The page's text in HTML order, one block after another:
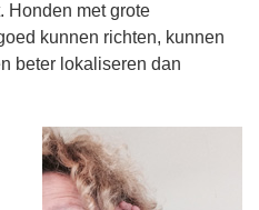
Honden met grote
kunnen richten, kunnen
beter lokaliseren dan